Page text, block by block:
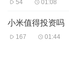
54 01:08
小米值得投资吗
167 01:44